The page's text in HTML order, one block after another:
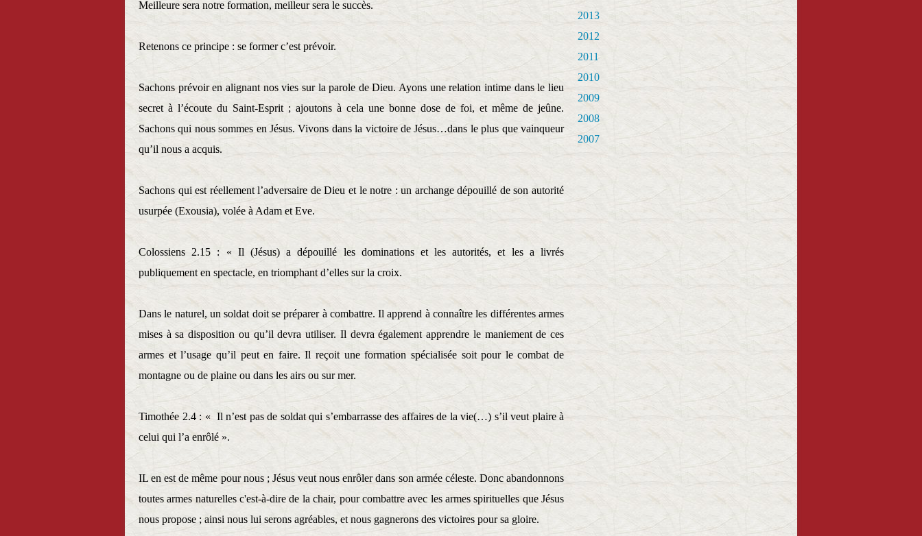
Meilleure sera notre formation, meilleur sera le succès.
Retenons ce principe : se former c’est prévoir.
Sachons prévoir en alignant nos vies sur la parole de Dieu. Ayons une relation intime dans le lieu
secret à l’écoute du Saint-Esprit ; ajoutons à cela une bonne dose de foi, et même de jeûne.
Sachons qui nous sommes en Jésus. Vivons dans la victoire de Jésus…dans le plus que vainqueur
qu’il nous a acquis.
Sachons qui est réellement l’adversaire de Dieu et le notre : un archange dépouillé de son autorité
usurpée (Exousia), volée à Adam et Eve.
Colossiens 2.15 : « Il (Jésus) a dépouillé les dominations et les autorités, et les a livrés
publiquement en spectacle, en triomphant d’elles sur la croix.
Dans le naturel, un soldat doit se préparer à combattre. Il apprend à connaître les différentes armes
mises à sa disposition ou qu’il devra utiliser. Il devra également apprendre le maniement de ces
armes et l’usage qu’il peut en faire. Il reçoit une formation spécialisée soit pour le combat de
montagne ou de plaine ou dans les airs ou sur mer.
Timothée 2.4 : « Il n’est pas de soldat qui s’embarrasse des affaires de la vie(…) s’il veut plaire à
celui qui l’a enrôlé ».
IL en est de même pour nous ; Jésus veut nous enrôler dans son armée céleste. Donc abandonnons
toutes armes naturelles c'est-à-dire de la chair, pour combattre avec les armes spirituelles que Jésus
nous propose ; ainsi nous lui serons agréables, et nous gagnerons des victoires pour sa gloire.
2013
2012
2011
2010
2009
2008
2007